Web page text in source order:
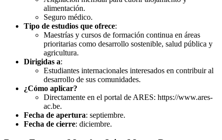
alimentación.
Seguro médico.
Tipo de estudios que ofrece:
Maestrías y cursos de formación continua en áreas
prioritarias como desarrollo sostenible, salud pública y
agricultura.
Dirigidas a:
Estudiantes internacionales interesados en contribuir al
desarrollo de sus comunidades.
¿Cómo aplicar?
Directamente en el portal de ARES: https://www.ares-
ac.be.
Fecha de apertura: septiembre.
Fecha de cierre: diciembre.